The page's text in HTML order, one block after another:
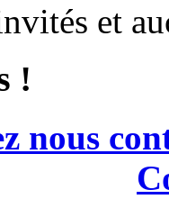
et
!
nous